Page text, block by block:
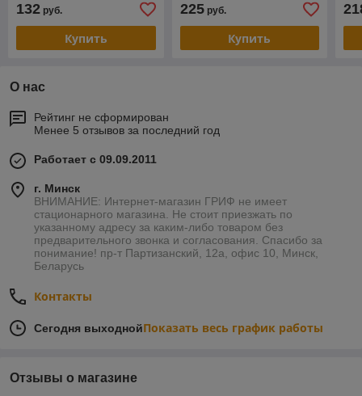
Alu)
132 руб.
Купить
(арт. Kompl-N75-MNN-Alu)
225руб.
Купить
О нас
Рейтинг не сформирован
Менее 5 отзывов за последний год
Работает с 09.09.2011
г. Минск
ВНИМАНИЕ: Интернет-магазин ГРИФ не имеет
стационарного магазина. Не стоит приезжать по
указанному адресу за каким-либо товаром без
предварительного звонка и согласования. Спасибо за
понимание! пр-т Партизанский, 12а, офис 10, Минск,
Беларусь
Контакты
Сегодня выходнойПоказать весь график работы
Отзывы о магазине